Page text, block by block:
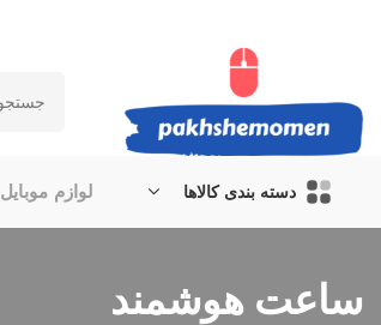
دسته بندی کالاها لوازم موبایل
ساعت هوشمند